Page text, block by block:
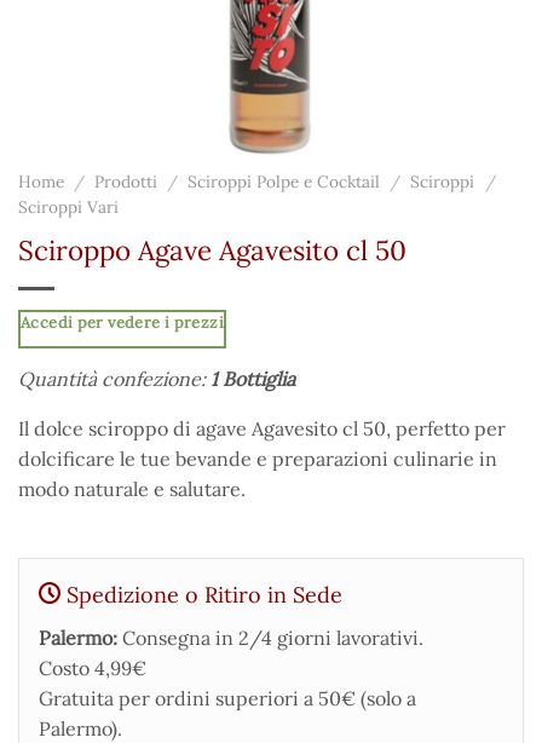
Home / Prodotti / Sciroppi Polpe e Cocktail / Sciroppi
/
Sciroppi Vari
Sciroppo Agave Agavesito cl 50
Accedi per vedere i prezzi
Quantità confezione: 1 Bottiglia
Il dolce sciroppo di agave Agavesito cl 50, perfetto per
dolcificare le tue bevande e preparazioni culinarie in
modo naturale e salutare.
Spedizione o Ritiro in Sede
Palermo: Consegna in 2/4 giorni lavorativi.
Costo 4,99€
Gratuita per ordini superiori a 50€ (solo a
Palermo).